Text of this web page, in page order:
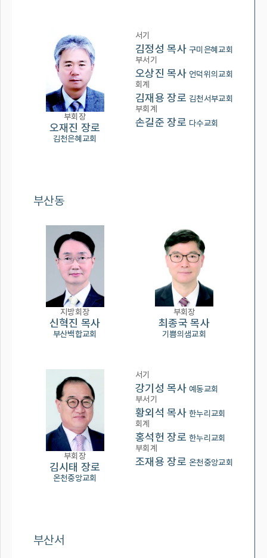
부회장
오재진 장로
김천은혜교회
서기
김정성 목사 구미은혜교회
부서기
오상진 목사 언덕위의교회
회계
김재용 장로 김천서부교회
부회계
손길준 장로 다수교회
부산동
지방회장
신혁진 목사
부산백합교회
부회장
최종국 목사
기쁨의샘교회
부회장
김시태 장로
온천중앙교회
서기
강기성 목사 예동교회
부서기
황외석 목사 한누리교회
회계
홍석헌 장로 한누리교회
부회계
조재용 장로 온천중앙교회
부산서